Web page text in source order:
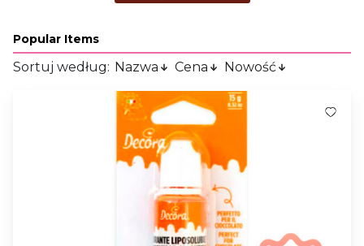
Popular Items
Sortuj według: Nazwa Cena Nowość